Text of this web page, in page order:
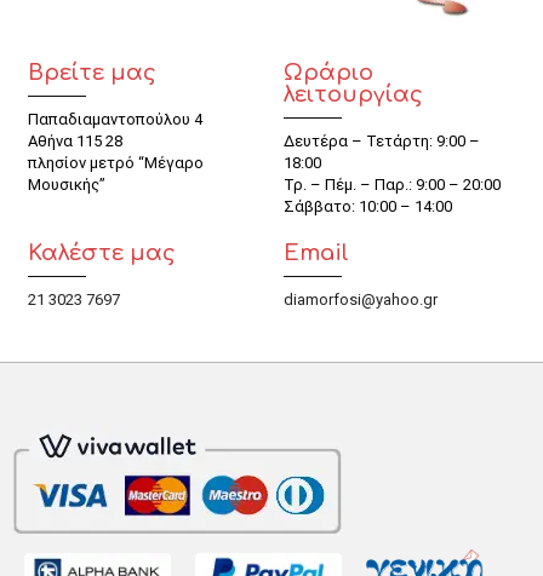
Βρείτε μας
Παπαδιαμαντοπούλου 4
Αθήνα 115 28
πλησίον μετρό “Μέγαρο
Μουσικής”
Ωράριο
λειτουργίας
Δευτέρα – Τετάρτη: 9:00 –
18:00
Τρ. – Πέμ. – Παρ.: 9:00 – 20:00
Σάββατο: 10:00 – 14:00
Καλέστε μας
21 3023 7697
Email
diamorfosi@yahoo.gr